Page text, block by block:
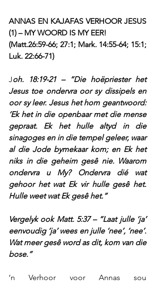
ANNAS EN KAJAFAS VERHOOR JESUS
(1) – MY WOORD IS MY EER!
(Matt.26:59-66; 27:1; Mark. 14:55-64; 15:1;
Luk. 22:66-71)
Joh. 18:19-21 – “Die hoëpriester het
Jesus toe ondervra oor sy dissipels en
oor sy leer. Jesus het hom geantwoord:
‘Ek het in die openbaar met die mense
gepraat. Ek het hulle altyd in die
sinagoges en in die tempel geleer, waar
al die Jode bymekaar kom; en Ek het
niks in die geheim gesê nie. Waarom
ondervra u My? Ondervra dié wat
gehoor het wat Ek vir hulle gesê het.
Hulle weet wat Ek gesê het.”
Vergelyk ook Matt. 5:37 – “Laat julle ‘ja’
eenvoudig ‘ja’ wees en julle ‘nee’, ‘nee’.
Wat meer gesê word as dit, kom van die
bose.”
’n Verhoor voor Annas sou